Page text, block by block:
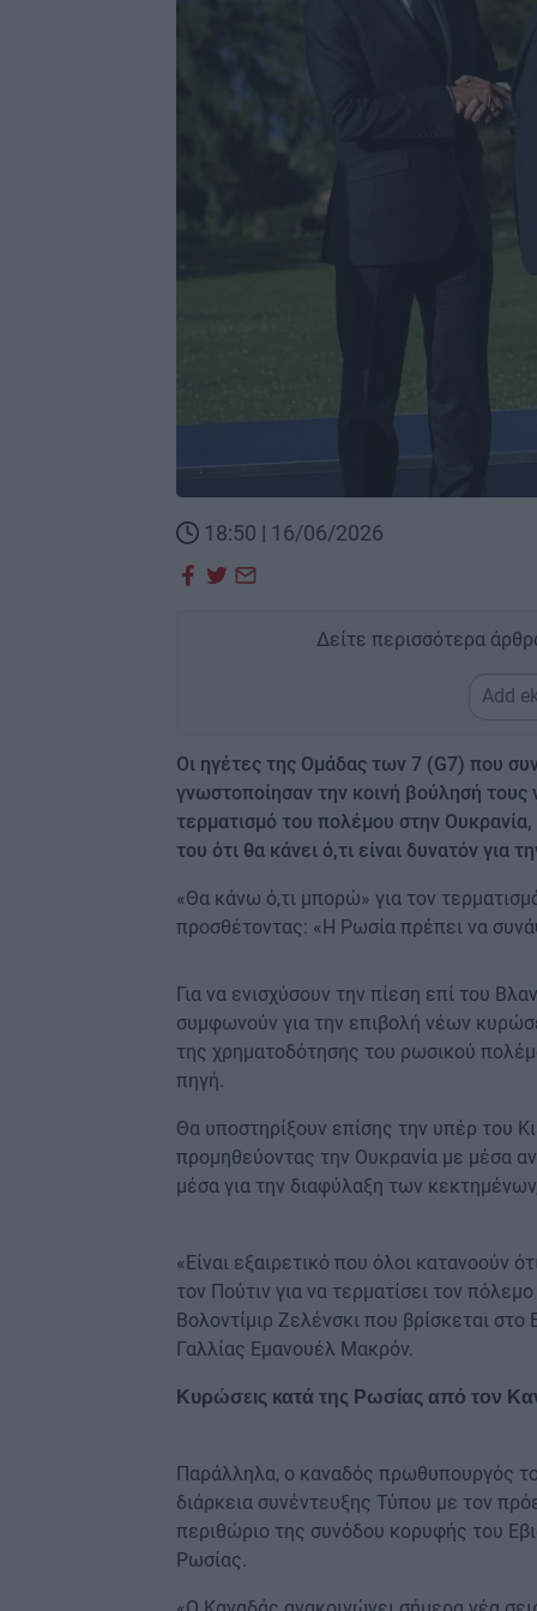
18:50 | 16/06/2026
Δείτε περισσότερα
Add
Οι ηγέτες της Ομάδας των 7 (G7) που
γνωστοποίησαν την κοινή βούλησή τους
τερματισμό του πολέμου στην
του ότι θα κάνει ό,τι είναι δυνατόν για
«Θα κάνω ό,τι μπορώ» για τον
προσθέτοντας: «Η Ρωσία πρέπει να
Για να ενισχύσουν την πίεση επί του
συμφωνούν για την επιβολή νέων
της χρηματοδότησης του ρωσικού
πηγή.
Θα υποστηρίξουν επίσης την υπέρ του
προμηθεύοντας την Ουκρανία με μέσα
μέσα για την διαφύλαξη των
«Είναι εξαιρετικό που όλοι κατανοούν
τον Πούτιν για να τερματίσει τον
Βολοντίμιρ Ζελένσκι που βρίσκεται
Γαλλίας Εμανουέλ Μακρόν.
Κυρώσεις κατά της Ρωσίας από τον
Παράλληλα, ο καναδός πρωθυπουργός
διάρκεια συνέντευξης Τύπου με τον
περιθώριο της συνόδου κορυφής του
Ρωσίας.